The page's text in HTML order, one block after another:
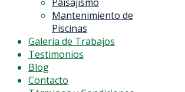
Mantenimiento de
Piscinas
Galería de Trabajos
Testimonios
Blog
Contacto